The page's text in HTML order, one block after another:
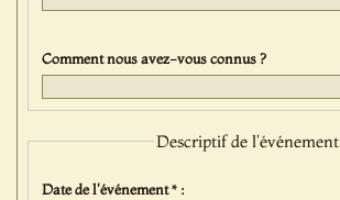
Comment nous avez-vous connus ?
Descriptif de l'événement
Date de l'événement * :